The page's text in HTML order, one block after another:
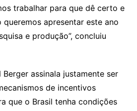
trabalhar para que dê certo e
apresentar este ano
e produção”, concluiu
assinala justamente ser
de incentivos
que o Brasil tenha condições